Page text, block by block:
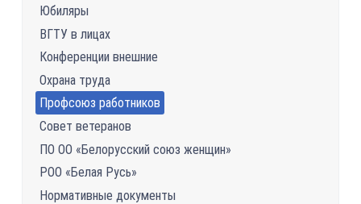
Юбиляры
ВГТУ в лицах
Конференции внешние
Охрана труда
Профсоюз работников
Совет ветеранов
ПО ОО «Белорусский союз женщин»
РОО «Белая Русь»
Нормативные документы